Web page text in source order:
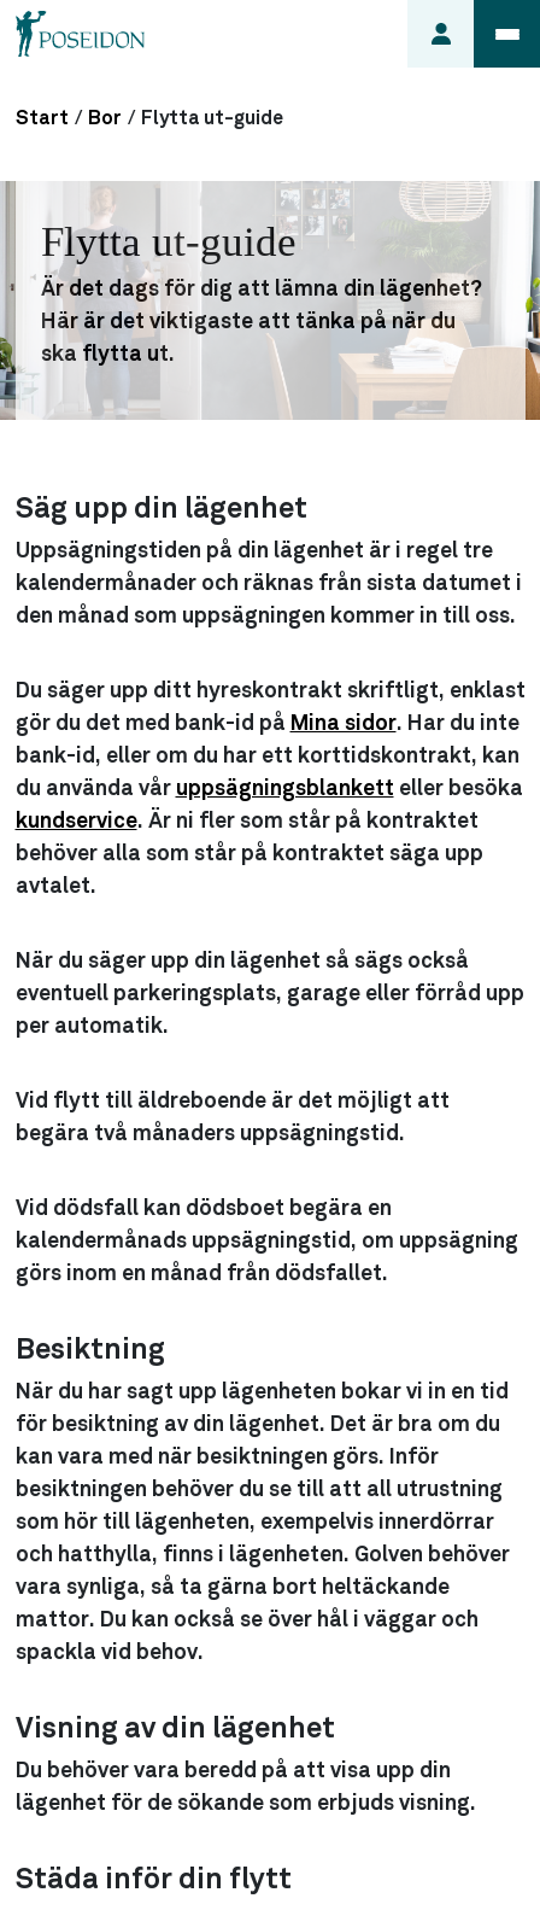
lägenheten
Frågor
min
hyra
Så här
söker du
Start / Bor / Flytta ut-guide
Flytta ut-guide
Är det dags för dig att lämna din lägenhet?
Här är det viktigaste att tänka på när du
ska flytta ut.
Säg upp din lägenhet
Uppsägningstiden på din lägenhet är i regel tre
kalendermånader och räknas från sista datumet i
den månad som uppsägningen kommer in till oss.
Du säger upp ditt hyreskontrakt skriftligt, enklast
gör du det med bank-id på Mina sidor. Har du inte
bank-id, eller om du har ett korttidskontrakt, kan
du använda vår uppsägningsblankett eller besöka
kundservice. Är ni fler som står på kontraktet
behöver alla som står på kontraktet säga upp
avtalet.
När du säger upp din lägenhet så sägs också
eventuell parkeringsplats, garage eller förråd upp
per automatik.
Vid flytt till äldreboende är det möjligt att
begära två månaders uppsägningstid.
Vid dödsfall kan dödsboet begära en
kalendermånads uppsägningstid, om uppsägning
görs inom en månad från dödsfallet.
Besiktning
När du har sagt upp lägenheten bokar vi in en tid
för besiktning av din lägenhet. Det är bra om du
kan vara med när besiktningen görs. Inför
besiktningen behöver du se till att all utrustning
som hör till lägenheten, exempelvis innerdörrar
och hatthylla, finns i lägenheten. Golven behöver
vara synliga, så ta gärna bort heltäckande
mattor. Du kan också se över hål i väggar och
spackla vid behov.
Visning av din lägenhet
Du behöver vara beredd på att visa upp din
lägenhet för de sökande som erbjuds visning.
Städa inför din flytt